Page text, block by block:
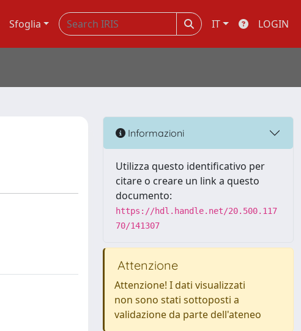
Sfoglia IT LOGIN
Informazioni
Utilizza questo identificativo per
citare o creare un link a questo
documento:
https://hdl.handle.net/20.500.117
70/141307
Attenzione
Attenzione! I dati visualizzati
non sono stati sottoposti a
validazione da parte dell'ateneo